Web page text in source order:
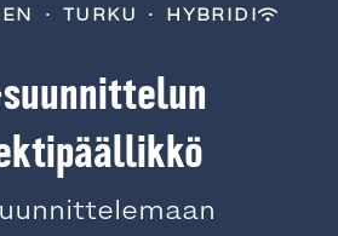
· TURKU · HYBRIDI
suunnittelun